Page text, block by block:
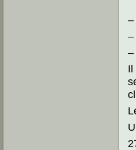
–
–
–